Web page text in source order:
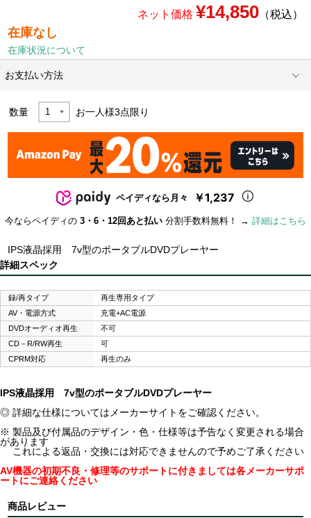
ネット価格 ¥14,850（税込）
在庫なし
在庫状況について
お支払い方法
数量 お一人様3点限り
ペイディなら月々 ￥1,237
今ならペイディの 3・6・12回あと払い 分割手数料無料！ → 詳細はこちら
IPS液晶採用 7v型のポータブルDVDプレーヤー
詳細スペック
録/再タイプ
再生専用タイプ
AV・電源方式
充電+AC電源
DVDオーディオ再生
不可
CD－R/RW再生
可
CPRM対応
再生のみ
IPS液晶採用 7v型のポータブルDVDプレーヤー
◎ 詳細な仕様についてはメーカーサイトをご確認ください。
※ 製品及び付属品のデザイン・色・仕様等は予告なく変更される場合
があります
これによる返品・交換には対応できませんので予めご了承ください
AV機器の初期不良・修理等のサポートに付きましては各メーカーサポ
ートにご連絡ください
商品レビュー